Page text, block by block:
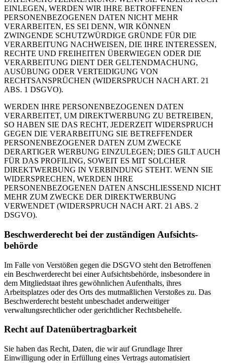
EINLEGEN, WERDEN WIR IHRE BETROFFENEN
PERSONENBEZOGENEN DATEN NICHT MEHR
VERARBEITEN, ES SEI DENN, WIR KÖNNEN
ZWINGENDE SCHUTZWÜRDIGE GRÜNDE FÜR DIE
VERARBEITUNG NACHWEISEN, DIE IHRE INTERESSEN,
RECHTE UND FREIHEITEN ÜBERWIEGEN ODER DIE
VERARBEITUNG DIENT DER GELTENDMACHUNG,
AUSÜBUNG ODER VERTEIDIGUNG VON
RECHTSANSPRÜCHEN (WIDERSPRUCH NACH ART. 21
ABS. 1 DSGVO).
WERDEN IHRE PERSONENBEZOGENEN DATEN
VERARBEITET, UM DIREKTWERBUNG ZU BETREIBEN,
SO HABEN SIE DAS RECHT, JEDERZEIT WIDERSPRUCH
GEGEN DIE VERARBEITUNG SIE BETREFFENDER
PERSONENBEZOGENER DATEN ZUM ZWECKE
DERARTIGER WERBUNG EINZULEGEN; DIES GILT AUCH
FÜR DAS PROFILING, SOWEIT ES MIT SOLCHER
DIREKTWERBUNG IN VERBINDUNG STEHT. WENN SIE
WIDERSPRECHEN, WERDEN IHRE
PERSONENBEZOGENEN DATEN ANSCHLIESSEND NICHT
MEHR ZUM ZWECKE DER DIREKTWERBUNG
VERWENDET (WIDERSPRUCH NACH ART. 21 ABS. 2
DSGVO).
Beschwerde­recht bei der zuständigen Aufsichts­
behörde
Im Falle von Verstößen gegen die DSGVO steht den Betroffenen
ein Beschwerderecht bei einer Aufsichtsbehörde, insbesondere in
dem Mitgliedstaat ihres gewöhnlichen Aufenthalts, ihres
Arbeitsplatzes oder des Orts des mutmaßlichen Verstoßes zu. Das
Beschwerderecht besteht unbeschadet anderweitiger
verwaltungsrechtlicher oder gerichtlicher Rechtsbehelfe.
Recht auf Daten­übertrag­barkeit
Sie haben das Recht, Daten, die wir auf Grundlage Ihrer
Einwilligung oder in Erfüllung eines Vertrags automatisiert